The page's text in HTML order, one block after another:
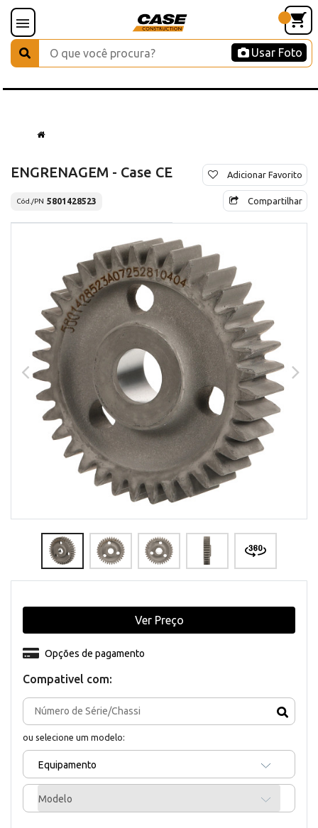
Usar Foto
ENGRENAGEM - Case CE
Cód./PN 5801428523
Adicionar Favorito
Compartilhar
Compativel com:
ou selecione um modelo:
Equipamento
Modelo
Opções de pagamento
Ver Preço